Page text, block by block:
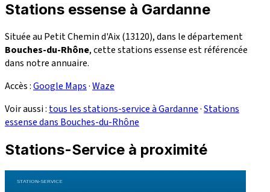
Stations essense à Gardanne
Située au Petit Chemin d'Aix (13120), dans le département
Bouches-du-Rhône, cette stations essense est référencée
dans notre annuaire.
Accès :Google Maps·Waze
Voir aussi : tous les stations-service à Gardanne·Stations
essense dans Bouches-du-Rhône
Stations-Service à proximité